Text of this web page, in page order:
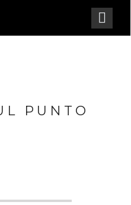
PUNTO